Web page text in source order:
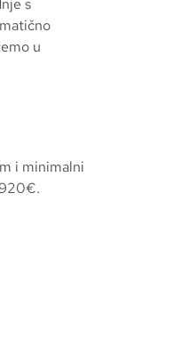
u
i minimalni
920€.